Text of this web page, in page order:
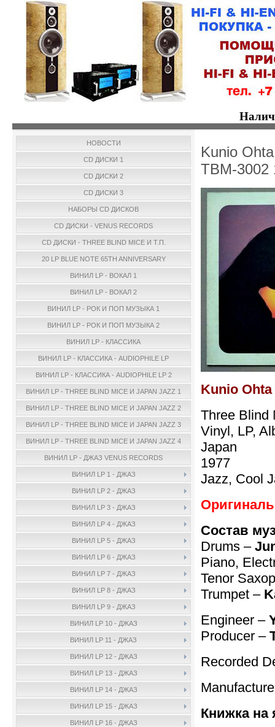
НОВОСТИ
CD ДИСКИ 1
CD ДИСКИ 2
CD ДИСКИ 3
НАБОРЫ CD ДИСКОВ
CD ДИСКИ - VENUS RECORDS
CD ДИСКИ - THREE BLIND MICE И Т.П.
20 LP BLUE NOTE 65TH ANNIVERSARY
ВИНИЛ LP - ВОКАЛ 1
ВИНИЛ LP - ВОКАЛ 2
ВИНИЛ LP - РОК И ПОП МУЗЫКА 1
ВИНИЛ LP - РОК И ПОП МУЗЫКА 2
ВИНИЛ LP - КЛАССИКА
ВИНИЛ LP - КЛАССИКА - AUDIOPHILE LP
ВИНИЛ LP - КЛАССИКА - AUDIOPHILE LP 2
ВИНИЛ LP - THREE BLIND MICE И JAPAN JAZZ 1
ВИНИЛ LP - THREE BLIND MICE И JAPAN JAZZ 2
ВИНИЛ LP - THREE BLIND MICE И JAPAN JAZZ 3
ВИНИЛ LP - THREE BLIND MICE И JAPAN JAZZ 4
ВИНИЛ LP - ДЖАЗ VENUS RECORDS
ВИНИЛ LP 1 - ДЖАЗ
ВИНИЛ LP 2 - ДЖАЗ
ВИНИЛ LP 3 - ДЖАЗ
ВИНИЛ LP 4 - ДЖАЗ
ВИНИЛ LP 5 - ДЖАЗ
ВИНИЛ LP 6 - ДЖАЗ
ВИНИЛ LP 7 - ДЖАЗ
ВИНИЛ LP 8 - ДЖАЗ
ВИНИЛ LP 9 - ДЖАЗ
ВИНИЛ LP 10 - ДЖАЗ
ВИНИЛ LP 11 - ДЖАЗ
ВИНИЛ LP 12 - ДЖАЗ
ВИНИЛ LP 13 - ДЖАЗ
ВИНИЛ LP 14 - ДЖАЗ
ВИНИЛ LP 15 - ДЖАЗ
ВИНИЛ LP 16 - ДЖАЗ
Kunio
TBM-
Kunio
Three Blind
Vinyl, LP,
Japan
1977
Jazz, Cool
Состав
Drums –
Piano,
Tenor
Trumpet –
Engineer –
Producer –
Recorded
Книжка на